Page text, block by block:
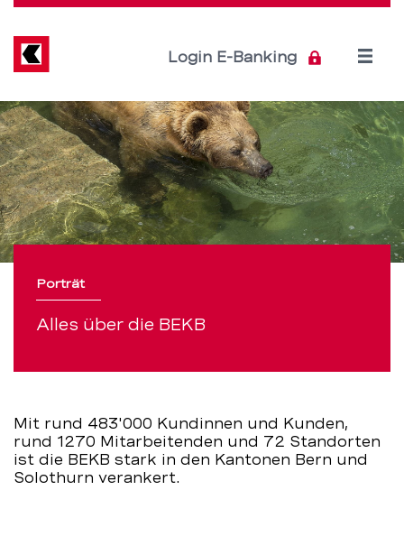
Das
Porträt
der
Berner
Kantonalbank
Direkt
Inhalt
Login E-Banking
Open
Servicenavigation
Porträt
Alles über die BEKB
Mit rund 483'000 Kundinnen und Kunden,
rund 1270 Mitarbeitenden und 72 Standorten
ist die BEKB stark in den Kantonen Bern und
Solothurn verankert.